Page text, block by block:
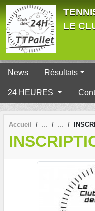
LE
News Résultats
24 HEURES
Accueil
Panneau de gestion des